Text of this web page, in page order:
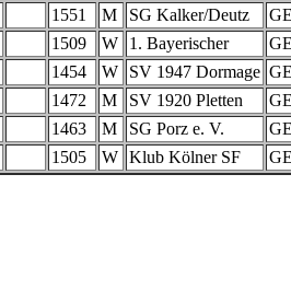
1551 M SG Kalker/Deutz
1509 W 1. Bayerischer
1454 W SV 1947 Dormage
1472 M SV 1920 Pletten
1463 M SG Porz e. V.
1505 W Klub Kölner SF